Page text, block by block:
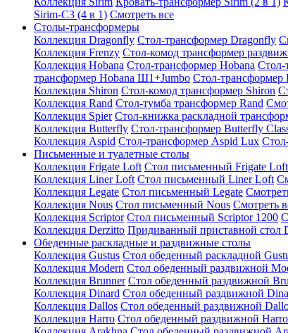
Sirim-C3 (4 в 1) Смотреть все
Cтолы-трансформеры
Коллекция Dragonfly Стол-трансформер Dragonfly
Коллекция Frenzy Стол-комод трансформер
Коллекция Hobana Стол-трансформер Hobana Стол-
трансформер Hobana Ш1+Jumbo Стол-
Коллекция Shiron Стол-комод трансформер Shiron
Коллекция Rand Стол-тумба трансформер Rand
Коллекция Spier Стол-книжка раскладной
Коллекция Butterfly Стол-трансформер Butterfly
Коллекция Aspid Стол-трансформер Aspid Lux
Письменные и туалетные столы
Коллекция Frigate Loft Стол письменный Frigate Loft
Коллекция Liner Loft Стол письменный Liner Loft
Коллекция Legate Стол письменный Legate
Коллекция Nous Стол письменный Nous Смотреть
Коллекция Scriptor Стол письменный Scriptor 1200
Коллекция Derzitto Придиванный приставной стол
Обеденные раскладные и раздвижные столы
Коллекция Gustus Стол обеденный раскладной
Коллекция Modern Стол обеденный раздвижной
Коллекция Brunner Стол обеденный раздвижной
Коллекция Dinard Стол обеденный раздвижной
Коллекция Dallos Стол обеденный раздвижной
Коллекция Harro Стол обеденный раздвижной Harro